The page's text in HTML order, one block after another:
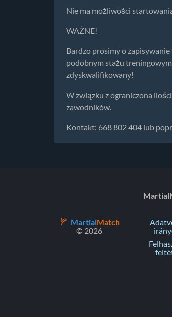
Nie ma możliwości
WAŻNE!
Bardzo prosimy o
podobnym stażu
zdyskwalifikowany!
W związku z ograniczona
zawodników.
Kontakt: 668 802 404 lub
MartialMatch
© 2026